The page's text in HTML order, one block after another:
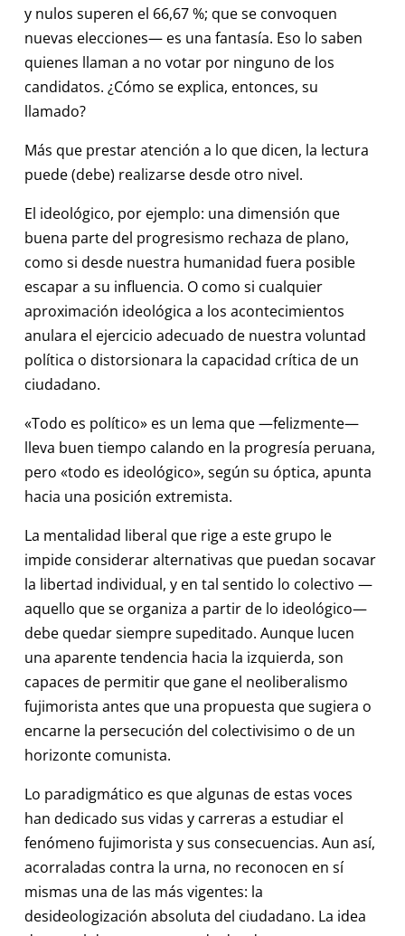
y nulos superen el 66,67 %; que se convoquen
nuevas elecciones— es una fantasía. Eso lo saben
quienes llaman a no votar por ninguno de los
candidatos. ¿Cómo se explica, entonces, su
llamado?
Más que prestar atención a lo que dicen, la lectura
puede (debe) realizarse desde otro nivel.
El ideológico, por ejemplo: una dimensión que
buena parte del progresismo rechaza de plano,
como si desde nuestra humanidad fuera posible
escapar a su influencia. O como si cualquier
aproximación ideológica a los acontecimientos
anulara el ejercicio adecuado de nuestra voluntad
política o distorsionara la capacidad crítica de un
ciudadano.
«Todo es político» es un lema que —felizmente—
lleva buen tiempo calando en la progresía peruana,
pero «todo es ideológico», según su óptica, apunta
hacia una posición extremista.
La mentalidad liberal que rige a este grupo le
impide considerar alternativas que puedan socavar
la libertad individual, y en tal sentido lo colectivo —
aquello que se organiza a partir de lo ideológico—
debe quedar siempre supeditado. Aunque lucen
una aparente tendencia hacia la izquierda, son
capaces de permitir que gane el neoliberalismo
fujimorista antes que una propuesta que sugiera o
encarne la persecución del colectivisimo o de un
horizonte comunista.
Lo paradigmático es que algunas de estas voces
han dedicado sus vidas y carreras a estudiar el
fenómeno fujimorista y sus consecuencias. Aun así,
acorraladas contra la urna, no reconocen en sí
mismas una de las más vigentes: la
desideologización absoluta del ciudadano. La idea